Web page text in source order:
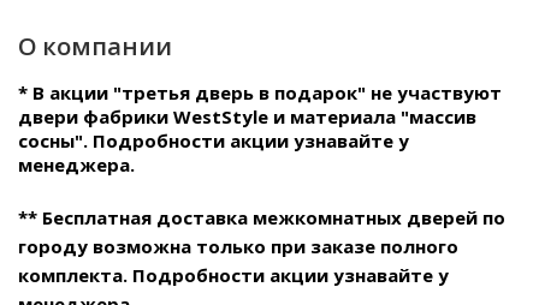
О компании
* В акции "третья дверь в подарок" не участвуют
двери фабрики WestStyle и материала "массив
сосны". Подробности акции узнавайте у
менеджера.
** Бесплатная доставка межкомнатных дверей по
городу возможна только при заказе полного
комплекта. Подробности акции узнавайте у